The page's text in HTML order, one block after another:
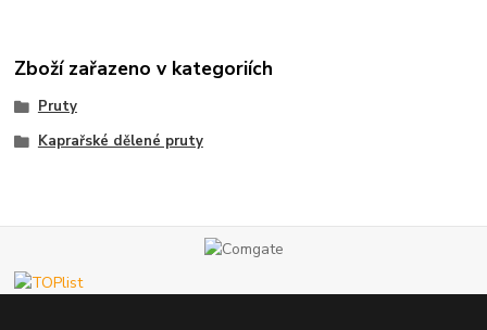
Zboží zařazeno v kategoriích
Pruty
Kaprařské dělené pruty